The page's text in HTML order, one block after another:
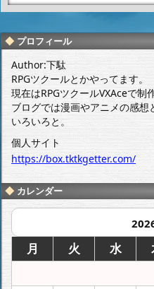
選短編集 豪
感想
プロフィール
Author:下駄
RPGツクールとかやってます。
現在はRPGツクールVXAceで制作
ブログでは漫画やアニメの感想
いろいろと。
個人サイト
https://box.tktkgetter.com/
カレンダー
月 火 水